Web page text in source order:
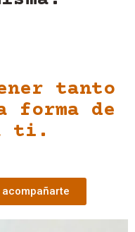
tanto
forma de
ti.